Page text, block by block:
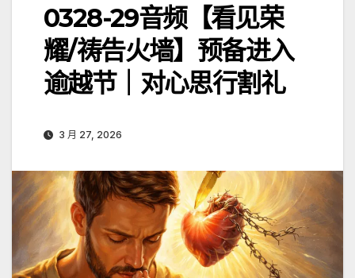
0328-29音频【看见荣
耀/祷告火墙】预备进入
逾越节｜对心思行割礼
3 月 27, 2026